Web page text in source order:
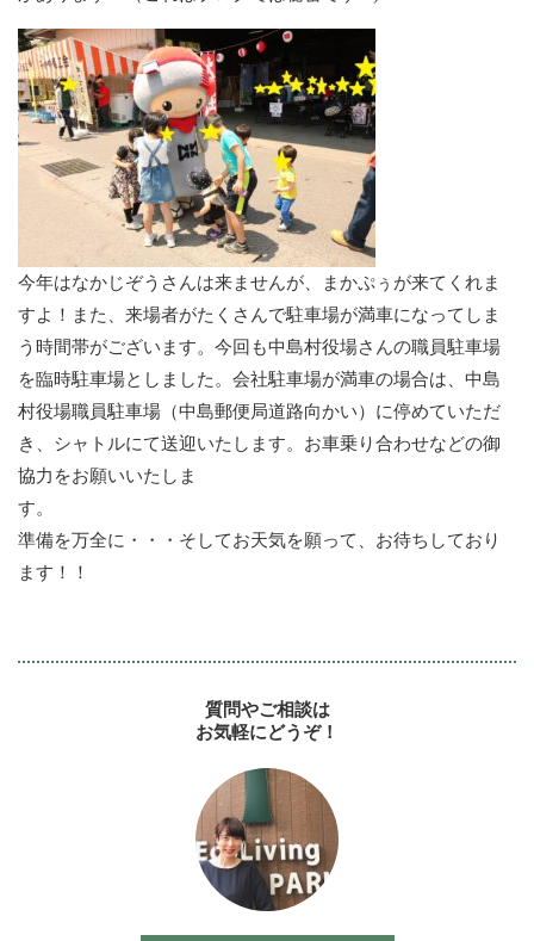
今年はなかじぞうさんは来ませんが、まかぷぅが来てくれま
すよ！また、来場者がたくさんで駐車場が満車になってしま
う時間帯がございます。今回も中島村役場さんの職員駐車場
を臨時駐車場としました。会社駐車場が満車の場合は、中島
村役場職員駐車場（中島郵便局道路向かい）に停めていただ
き、シャトルにて送迎いたします。お車乗り合わせなどの御
協力をお願いいたしま
す
準備を万全に・・・そしてお天気を願って、お待ちしており
ます！！
質問やご相談は
お気軽にどうぞ！